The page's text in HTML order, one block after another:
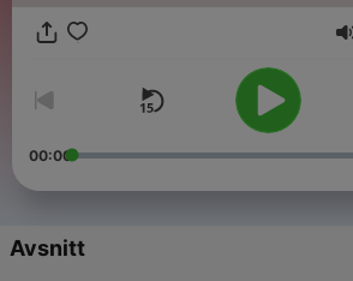
00:00
Avsnitt